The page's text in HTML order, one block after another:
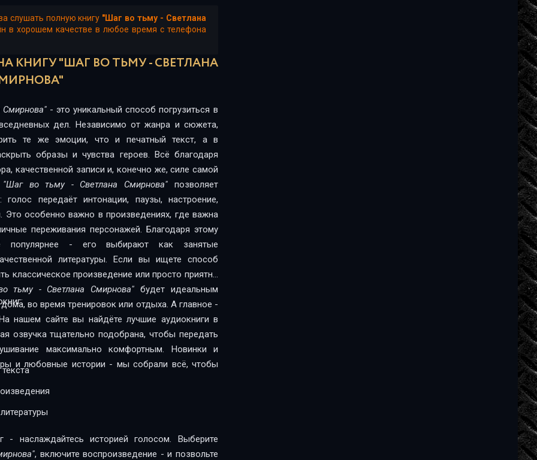
слушать полную книгу "Шаг во тьму - Светлана
в хорошем качестве в любое время с телефона
КНИГУ "ШАГ ВО ТЬМУ - СВЕТЛАНА
Смирнова"- это уникальный способ погрузиться в
дел. Независимо от жанра и сюжета,
те же эмоции, что и печатный текст, а в
образы и чувства героев. Всё благодаря
качественной записи и, конечно же, силе самой
"Шаг во тьму - Светлана Смирнова" позволяет
передаёт интонации, паузы, настроение,
Это особенно важно в произведениях, где важна
переживания персонажей. Благодаря этому
популярнее - его выбирают как занятые
Если вы ищете способ
классическое произведение или просто приятно
тьму - Светлана Смирнова" будет идеальным
во время тренировок или отдыха. А главное -
нашем сайте вы найдёте лучшие аудиокниги в
озвучка тщательно подобрана, чтобы передать
максимально комфортным. Новинки и
и любовные истории - мы собрали всё, чтобы
- наслаждайтесь историей голосом. Выберите
, включите воспроизведение - и позвольте